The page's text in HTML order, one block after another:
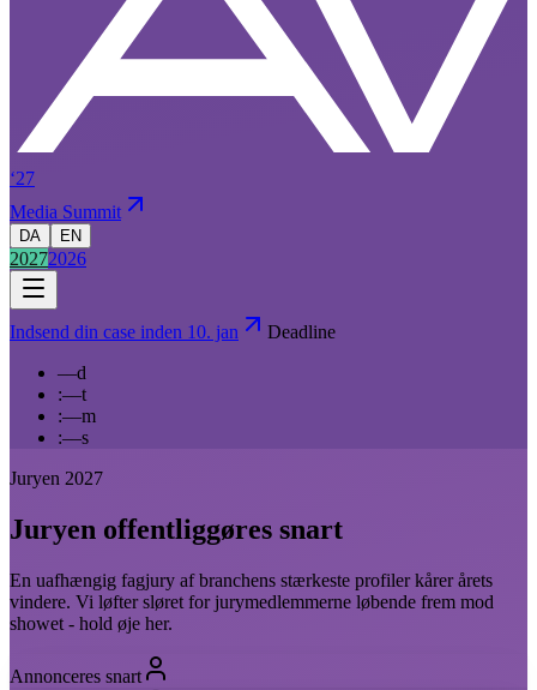
‘27
Media Summit
DA EN
20272026
Indsend din case inden 10. jan
Deadline
––d
:––t
:––m
:––s
Juryen 2027
Juryen offentliggøres snart
En uafhængig fagjury af branchens stærkeste profiler kårer årets
vindere. Vi løfter sløret for jurymedlemmerne løbende frem mod
showet - hold øje her.
Annonceres snart